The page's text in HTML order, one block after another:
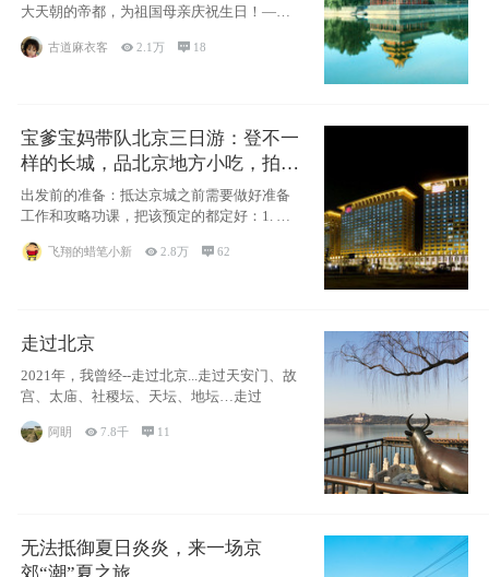
大天朝的帝都，为祖国母亲庆祝生日！——
古道麻衣客 2.1万  18
宝爹宝妈带队北京三日游：登不一
样的长城，品北京地方小吃，拍盘
古七星夜景！
出发前的准备：抵达京城之前需要做好准备
工作和攻略功课，把该预定的都定好：1. 酒
飞翔的蜡笔小新 2.8万 62
走过北京
2021年，我曾经--走过北京...走过天安门、故
宫、太庙、社稷坛、天坛、地坛…走过
阿眀 7.8千  11
无法抵御夏日炎炎，来一场京